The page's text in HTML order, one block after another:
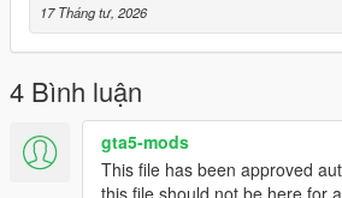
Model and textures are the property of
17 Tháng tư, 2026
4 Bình luận
gta5-mods
This file has been approved
this file should not be here for